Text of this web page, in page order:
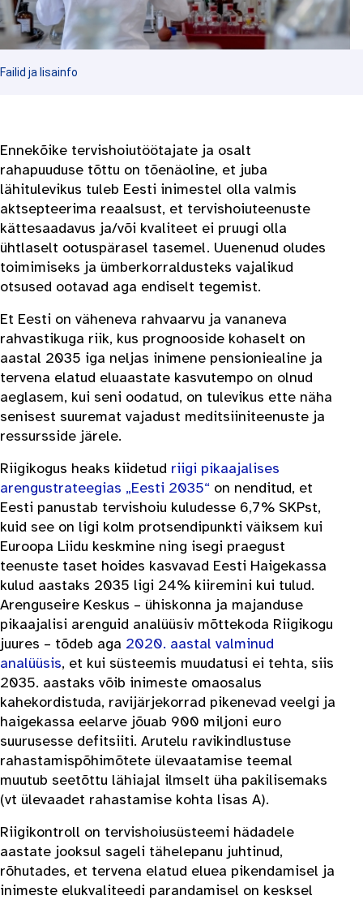
Failid ja lisainfo
Ennekõike tervishoiutöötajate ja osalt
rahapuuduse tõttu on tõenäoline, et juba
lähitulevikus tuleb Eesti inimestel olla valmis
aktsepteerima reaalsust, et tervishoiuteenuste
kättesaadavus ja/või kvaliteet ei pruugi olla
ühtlaselt ootuspärasel tasemel. Uuenenud oludes
toimimiseks ja ümberkorraldusteks vajalikud
otsused ootavad aga endiselt tegemist.
Et Eesti on väheneva rahvaarvu ja vananeva
rahvastikuga riik, kus prognooside kohaselt on
aastal 2035 iga neljas inimene pensioniealine ja
tervena elatud eluaastate kasvutempo on olnud
aeglasem, kui seni oodatud, on tulevikus ette näha
senisest suuremat vajadust meditsiiniteenuste ja
ressursside järele.
Riigikogus heaks kiidetud riigi pikaajalises
arengustrateegias „Eesti 2035“ on nenditud, et
Eesti panustab tervishoiu kuludesse 6,7% SKPst,
kuid see on ligi kolm protsendipunkti väiksem kui
Euroopa Liidu keskmine ning isegi praegust
teenuste taset hoides kasvavad Eesti Haigekassa
kulud aastaks 2035 ligi 24% kiiremini kui tulud.
Arenguseire Keskus – ühiskonna ja majanduse
pikaajalisi arenguid analüüsiv mõttekoda Riigikogu
juures – tõdeb aga 2020. aastal valminud
analüüsis, et kui süsteemis muudatusi ei tehta, siis
2035. aastaks võib inimeste omaosalus
kahekordistuda, ravijärjekorrad pikenevad veelgi ja
haigekassa eelarve jõuab 900 miljoni euro
suurusesse defitsiiti. Arutelu ravikindlustuse
rahastamispõhimõtete ülevaatamise teemal
muutub seetõttu lähiajal ilmselt üha pakilisemaks
(vt ülevaadet rahastamise kohta lisas A).
Riigikontroll on tervishoiusüsteemi hädadele
aastate jooksul sageli tähelepanu juhtinud,
rõhutades, et tervena elatud eluea pikendamisel ja
inimeste elukvaliteedi parandamisel on kesksel